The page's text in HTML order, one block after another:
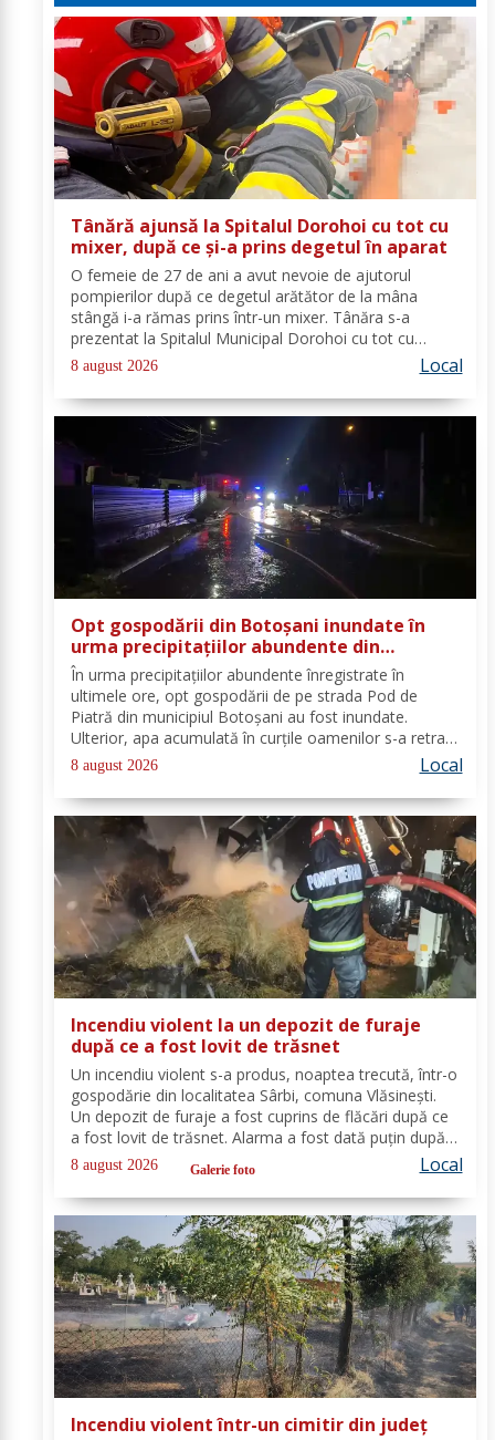
Tânără ajunsă la Spitalul Dorohoi cu tot cu
mixer, după ce și-a prins degetul în aparat
O femeie de 27 de ani a avut nevoie de ajutorul
pompierilor după ce degetul arătător de la mâna
stângă i-a rămas prins într-un mixer. Tânăra s-a
prezentat la Spitalul Municipal Dorohoi cu tot cu
aparatul electrocasnic, iar medicii au solicitat
intervenția salvatorilor. Pompierii din cadrul...
8 august 2026 Local
Opt gospodării din Botoșani inundate în
urma precipitațiilor abundente din
ultimele ore
În urma precipitațiilor abundente înregistrate în
ultimele ore, opt gospodării de pe strada Pod de
Piatră din municipiul Botoșani au fost inundate.
Ulterior, apa acumulată în curțile oamenilor s-a retras
pe carosabil. Pentru evacuarea apei, pompierii militari
din cadrul Detașamentului Botoșani au...
8 august 2026 Local
Incendiu violent la un depozit de furaje
după ce a fost lovit de trăsnet
Un incendiu violent s-a produs, noaptea trecută, într-o
gospodărie din localitatea Sârbi, comuna Vlăsinești.
Un depozit de furaje a fost cuprins de flăcări după ce
a fost lovit de trăsnet. Alarma a fost dată puțin după
ora 22:00. La caz s-au deplasat, în cel mai scurt timp,
pompierii din cadrul...
8 august 2026 Galerie foto Local
Incendiu violent într-un cimitir din județ